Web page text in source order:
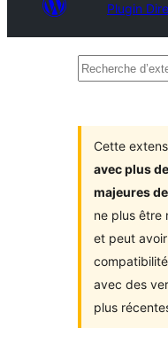
Plugin
Recherche
Cette
avec plus
majeures
ne plus être
et peut
avec des
plus